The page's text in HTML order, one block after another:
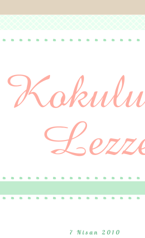
7 Nisan 2010